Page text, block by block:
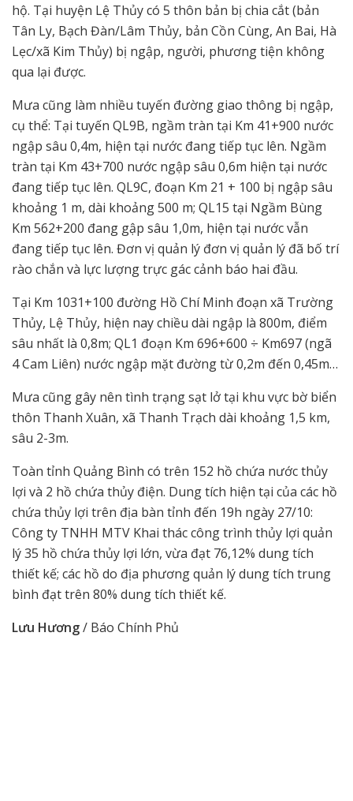
hộ. Tại huyện Lệ Thủy có 5 thôn bản bị chia cắt (bản
Tân Ly, Bạch Đàn/Lâm Thủy, bản Cồn Cùng, An Bai, Hà
Lẹc/xã Kim Thủy) bị ngập, người, phương tiện không
qua lại được.
Mưa cũng làm nhiều tuyến đường giao thông bị ngập,
cụ thể: Tại tuyến QL9B, ngầm tràn tại Km 41+900 nước
ngập sâu 0,4m, hiện tại nước đang tiếp tục lên. Ngầm
tràn tại Km 43+700 nước ngập sâu 0,6m hiện tại nước
đang tiếp tục lên. QL9C, đoạn Km 21 + 100 bị ngập sâu
khoảng 1 m, dài khoảng 500 m; QL15 tại Ngầm Bùng
Km 562+200 đang gập sâu 1,0m, hiện tại nước vẫn
đang tiếp tục lên. Đơn vị quản lý đơn vị quản lý đã bố trí
rào chắn và lực lượng trực gác cảnh báo hai đầu.
Tại Km 1031+100 đường Hồ Chí Minh đoạn xã Trường
Thủy, Lệ Thủy, hiện nay chiều dài ngập là 800m, điểm
sâu nhất là 0,8m; QL1 đoạn Km 696+600 ÷ Km697 (ngã
4 Cam Liên) nước ngập mặt đường từ 0,2m đến 0,45m…
Mưa cũng gây nên tình trạng sạt lở tại khu vực bờ biển
thôn Thanh Xuân, xã Thanh Trạch dài khoảng 1,5 km,
sâu 2-3m.
Toàn tỉnh Quảng Bình có trên 152 hồ chứa nước thủy
lợi và 2 hồ chứa thủy điện. Dung tích hiện tại của các hồ
chứa thủy lợi trên địa bàn tỉnh đến 19h ngày 27/10:
Công ty TNHH MTV Khai thác công trình thủy lợi quản
lý 35 hồ chứa thủy lợi lớn, vừa đạt 76,12% dung tích
thiết kế; các hồ do địa phương quản lý dung tích trung
bình đạt trên 80% dung tích thiết kế.
Lưu Hương/ Báo Chính Phủ